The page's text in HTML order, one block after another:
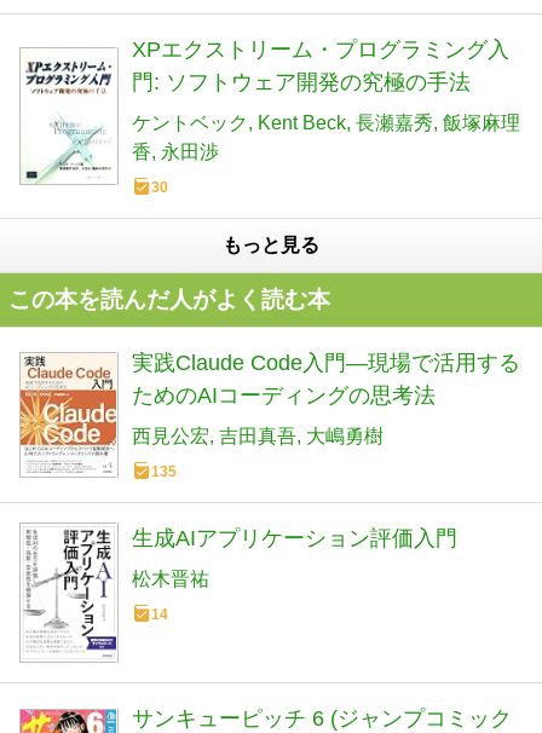
XPエクストリーム・プログラミング入
門: ソフトウェア開発の究極の手法
ケントベック Kent Beck 長瀬嘉秀 飯塚麻理
香 永田渉
30
もっと見る
この本を読んだ人がよく読む本
実践Claude Code入門―現場で活用する
ためのAIコーディングの思考法
西見公宏 吉田真吾 大嶋勇樹
135
生成AIアプリケーション評価入門
松木晋祐
14
サンキューピッチ 6 (ジャンプコミック